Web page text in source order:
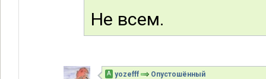
Не всем.
А yozefff Опустошённый